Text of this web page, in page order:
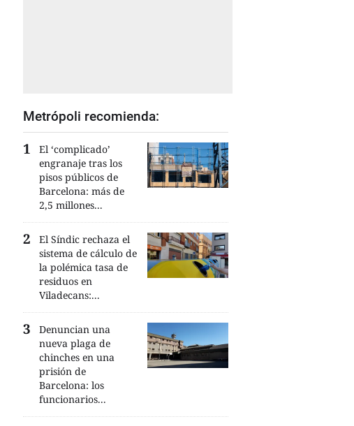
Metrópoli recomienda:
El ‘complicado’
engranaje tras los
pisos públicos de
Barcelona: más de
2,5 millones...
El Síndic rechaza el
sistema de cálculo de
la polémica tasa de
residuos en
Viladecans:...
Denuncian una
nueva plaga de
chinches en una
prisión de
Barcelona: los
funcionarios...